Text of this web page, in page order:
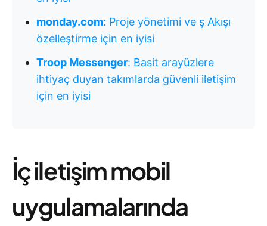
monday.com: Proje yönetimi ve ş Akışı
özelleştirme için en iyisi
Troop Messenger: Basit arayüzlere
ihtiyaç duyan takımlarda güvenli iletişim
için en iyisi
İç iletişim mobil
uygulamalarında